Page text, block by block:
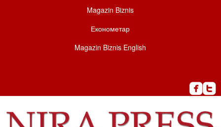
Magazin Biznis
Економетар
Magazin Biznis English